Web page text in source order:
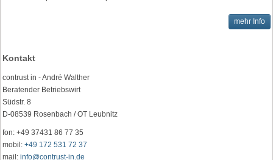
mehr Info
Kontakt
contrust in - André Walther
Beratender Betriebswirt
Südstr. 8
D-08539 Rosenbach / OT Leubnitz
fon: +49 37431 86 77 35
mobil:+49 172 531 72 37
mail:info@contrust-in.de